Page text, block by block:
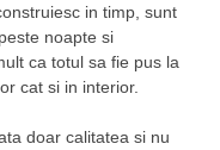
in timp, sunt
noapte si
ca totul sa fie pus la
cat si in interior.
doar calitatea si nu